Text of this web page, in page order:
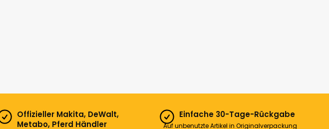
Offizieller Makita, DeWalt,
Metabo, Pferd Händler
Einfache 30-Tage-Rückgabe
Auf unbenutzte Artikel in Originalverpackung